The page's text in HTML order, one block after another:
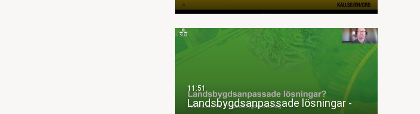
Landsbygdsanpassade lösningar -